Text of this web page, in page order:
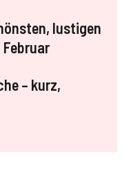
lustigen
– kurz,